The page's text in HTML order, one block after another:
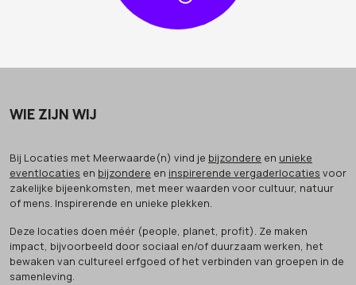
WIE ZIJN WIJ
Bij Locaties met Meerwaarde(n) vind je bijzondere en unieke
eventlocaties en bijzondere en inspirerende vergaderlocaties voor
zakelijke bijeenkomsten, met meer waarden voor cultuur, natuur
of mens. Inspirerende en unieke plekken.
Deze locaties doen méér (people, planet, profit). Ze maken
impact, bijvoorbeeld door sociaal en/of duurzaam werken, het
bewaken van cultureel erfgoed of het verbinden van groepen in de
samenleving.